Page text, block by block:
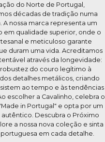
do Norte de Portugal,
décadas de tradição numa
A nossa marca representa um
em qualidade superior, onde o
e meticuloso garante
duram uma vida. Acreditamos
através da longevidade:
robustez do couro legítimo à
detalhes metálicos, criando
ao tempo e às tendências
escolher a Cavalinho, celebra o
in Portugal" e opta por um
Descubra o Próximo
a nossa nova coleção e sinta
em cada detalhe.